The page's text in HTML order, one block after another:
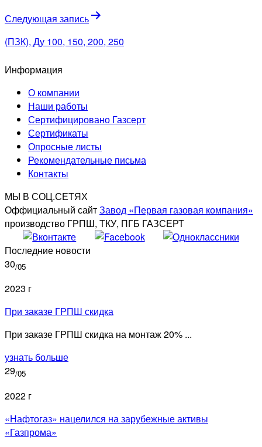
Следующая запись
(ПЗК), Ду 100, 150, 200, 250
Информация
О компании
Наши работы
Сертифицировано Газсерт
Сертификаты
Опросные листы
Рекомендательные письма
Контакты
МЫ В СОЦ.СЕТЯХ
Оффициальный сайтЗавод «Первая газовая компания»
производство ГРПШ, ТКУ, ПГБ ГАЗСЕРТ
Последние новости
30/05
2023 г
При заказе ГРПШ скидка
При заказе ГРПШ скидка на монтаж 20% ...
узнать больше
29/05
2022 г
«Нафтогаз» нацелился на зарубежные активы
«Газпрома»